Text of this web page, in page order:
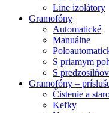
Line izolátory
Gramofóny
Automatické
Manuálne
S priamym
S
Gramofóny –
Čistenie a
Kefky